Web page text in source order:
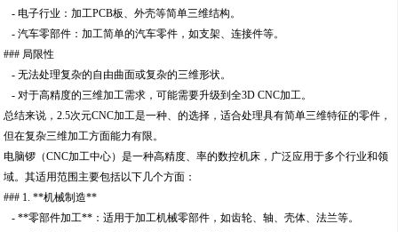
- 电子行业：加工PCB板、外壳等简单三维结构。
- 汽车零部件：加工简单的汽车零件，如支架、连接件等。
### 局限性
- 无法处理复杂的自由曲面或复杂的三维形状。
- 对于高精度的三维加工需求，可能需要升级到全3D CNC加工。
总结来说，2.5次元CNC加工是一种、的选择，适合处理具有简单三维特征的零件，
但在复杂三维加工方面能力有限。
电脑锣（CNC加工中心）是一种高精度、率的数控机床，广泛应用于多个行业和领
域。其适用范围主要包括以下几个方面：
### 1. **机械制造**
- **零部件加工**：适用于加工机械零部件，如齿轮、轴、壳体、法兰等。